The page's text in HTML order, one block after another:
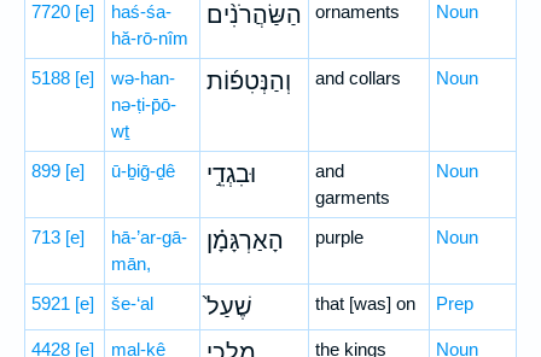
7720 [e]
haś-śa-
hă-rō-nîm
הַשַּׂהֲרֹנִ֨ים ornaments Noun
5188 [e]
wə-han-
nə-ṭi-p̄ō-
wṯ
וְהַנְּטִפ֜וֹת and collars Noun
899 [e] ū-ḇiḡ-ḏê וּבִגְדֵ֣י
and
garments
Noun
713 [e]
hā-’ar-gā-
mān,
הָאַרְגָּמָ֗ן purple Noun
5921 [e] še-‘al שֶׁעַל֙ that [was] on Prep
4428 [e] mal-ḵê the kings Noun